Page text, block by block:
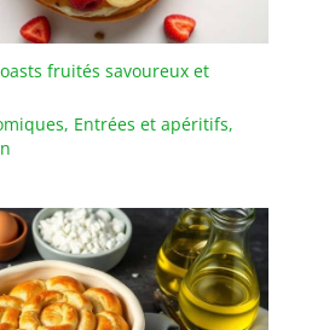
fruités savoureux et
, Entrées et apéritifs,